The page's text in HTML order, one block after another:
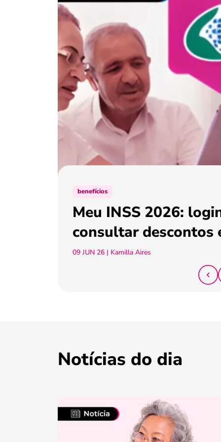
benefícios
Meu INSS 2026:
consultar descontos
09 JUN 26 | Kamilla Aires
Notícias do dia